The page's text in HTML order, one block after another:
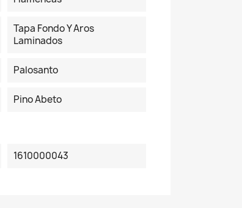
Tapa Fondo Y Aros
Laminados
Palosanto
Pino Abeto
1610000043